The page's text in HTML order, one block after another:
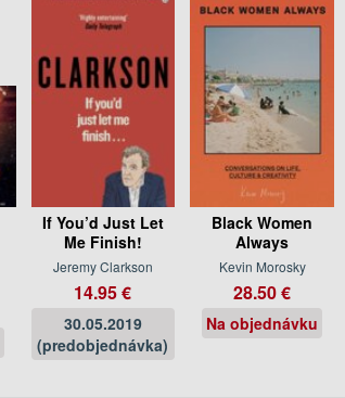
If You’d Just Let
Me Finish!
Jeremy Clarkson
14.95 €
30.05.2019
(predobjednávka)
Black Women
Always
Kevin Morosky
28.50 €
Na objednávku